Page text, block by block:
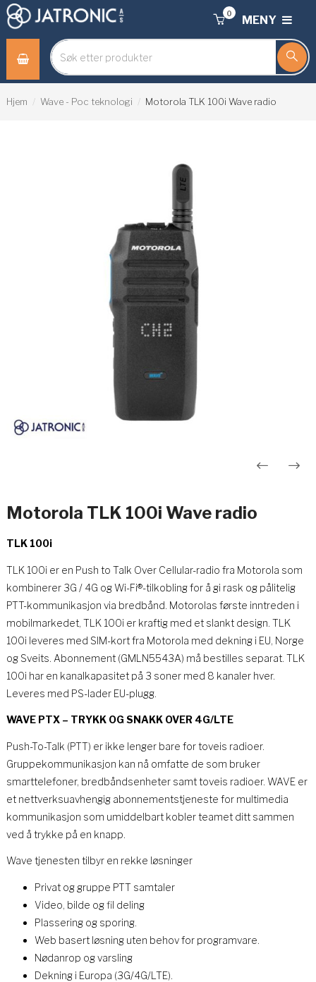
MENY
0
Hjem Wave - Poc teknologi Motorola TLK 100i Wave radio
Motorola TLK 100i Wave radio
TLK 100i
TLK 100i er en Push to Talk Over Cellular-radio fra Motorola som
kombinerer 3G / 4G og Wi-Fi®-tilkobling for å gi rask og pålitelig
PTT-kommunikasjon via bredbånd. Motorolas første inntreden i
mobilmarkedet, TLK 100i er kraftig med et slankt design. TLK
100i leveres med SIM-kort fra Motorola med dekning i EU, Norge
og Sveits. Abonnement (GMLN5543A) må bestilles separat. TLK
100i har en kanalkapasitet på 3 soner med 8 kanaler hver.
Leveres med PS-lader EU-plugg.
WAVE PTX – TRYKK OG SNAKK OVER 4G/LTE
Push-To-Talk (PTT) er ikke lenger bare for toveis radioer.
Gruppekommunikasjon kan nå omfatte de som bruker
smarttelefoner, bredbåndsenheter samt toveis radioer. WAVE er
et nettverksuavhengig abonnementstjeneste for multimedia
kommunikasjon som umiddelbart kobler teamet ditt sammen
ved å trykke på en knapp.
Wave tjenesten tilbyr en rekke løsninger
Privat og gruppe PTT samtaler
Video, bilde og fil deling
Plassering og sporing.
Web basert løsning uten behov for programvare.
Nødanrop og varsling
Dekning i Europa (3G/4G/LTE).